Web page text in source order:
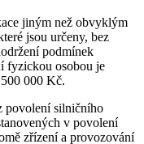
jiným než obvyklým
jsou určeny, bez
podmínek
fyzickou osobou je
000 Kč.
povolení silničního
v povolení
zřízení a provozování